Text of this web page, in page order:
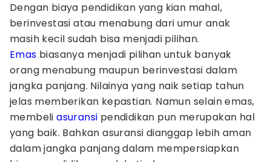
Dengan biaya pendidikan yang kian mahal,
berinvestasi atau menabung dari umur anak
masih kecil sudah bisa menjadi pilihan.
Emas biasanya menjadi pilihan untuk banyak
orang menabung maupun berinvestasi dalam
jangka panjang. Nilainya yang naik setiap tahun
jelas memberikan kepastian. Namun selain emas,
membeliasuransi pendidikan pun merupakan hal
yang baik. Bahkan asuransi dianggap lebih aman
dalam jangka panjang dalam mempersiapkan